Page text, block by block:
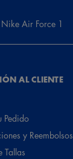
Nike Air Force 1
AL CLIENTE
Pedido
y Reembolsos
Tallas